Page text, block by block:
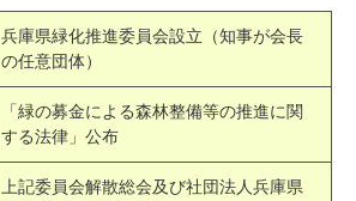
兵庫県緑化推進委員会設立（知事が会長
の任意団体）
「緑の募金による森林整備等の推進に関
する法律」公布
上記委員会解散総会及び社団法人兵庫県